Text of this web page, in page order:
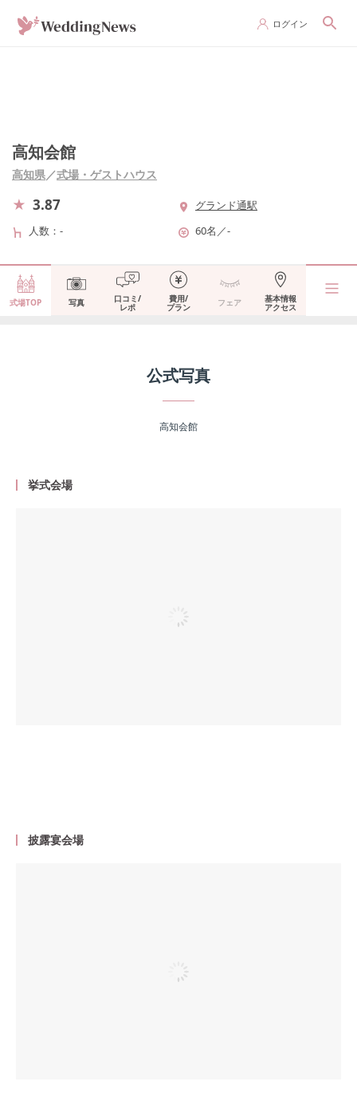
ログイン
高知会館
高知県／式場・ゲストハウス
3.87
グランド通駅
人数
- 60名 ／-
式場TOP 写真 口コミ/
レポ
費用/
プラン フェア 基本情報
アクセス
公式写真
高知会館
挙式会場
披露宴会場